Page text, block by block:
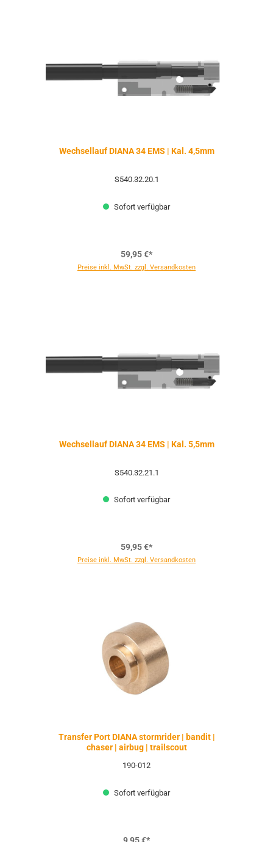
Wechsellauf DIANA 34 EMS | Kal. 4,5mm
S540.32.20.1
Sofort verfügbar
59,95 €*
Preise inkl. MwSt. zzgl. Versandkosten
Wechsellauf DIANA 34 EMS | Kal. 5,5mm
S540.32.21.1
Sofort verfügbar
59,95 €*
Preise inkl. MwSt. zzgl. Versandkosten
Transfer Port DIANA stormrider | bandit |
chaser | airbug | trailscout
190-012
Sofort verfügbar